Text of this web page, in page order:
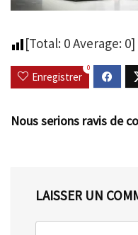
[Total: 0Average: 0]
Enregistrer
0
Nous serions ravis de
LAISSER UN